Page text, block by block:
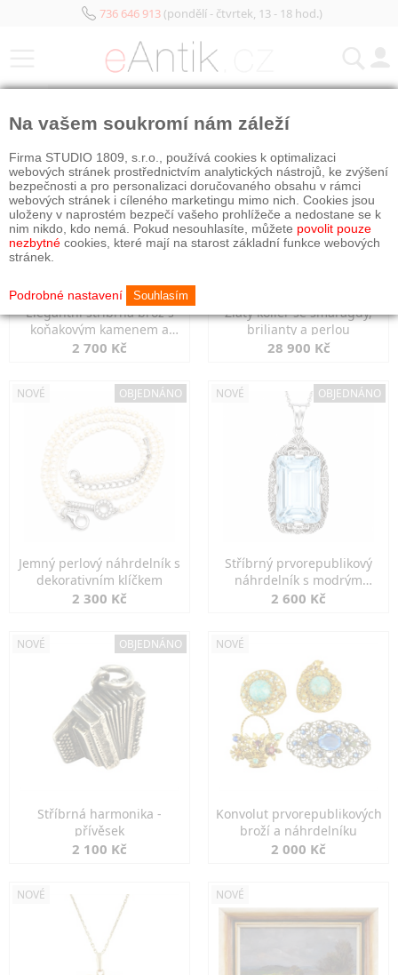
736 646 913(pondělí - čtvrtek, 13 - 18 hod.)
Elegantní stříbrná brož s
koňakovým kamenem a
markazity
2 700 Kč
Zlatý kolier se smaragdy,
brilianty a perlou
28 900 Kč
NOVÉ OBJEDNÁNO
Jemný perlový náhrdelník s
dekorativním klíčkem
2 300 Kč
NOVÉ OBJEDNÁNO
Stříbrný prvorepublikový
náhrdelník s modrým
spinelem
2 600 Kč
NOVÉ OBJEDNÁNO
Stříbrná harmonika -
přívěsek
2 100 Kč
NOVÉ
Konvolut prvorepublikových
broží a náhrdelníku
2 000 Kč
NOVÉ NOVÉ
Na vašem soukromí nám záleží
Firma STUDIO 1809, s.r.o., používá cookies k optimalizaci
webových stránek prostřednictvím analytických nástrojů, ke zvýšení
bezpečnosti a pro personalizaci doručovaného obsahu v rámci
webových stránek i cíleného marketingu mimo nich. Cookies jsou
uloženy v naprostém bezpečí vašeho prohlížeče a nedostane se k
nim nikdo, kdo nemá. Pokud nesouhlasíte, můžete povolit pouze
nezbytné cookies, které mají na starost základní funkce webových
stránek.
Podrobné nastavení Souhlasím